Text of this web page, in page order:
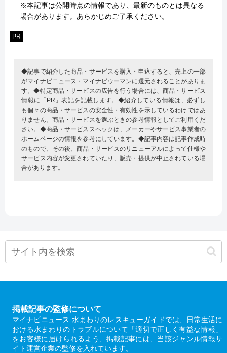
※本記事は公開時点の情報であり、最新のものとは異なる
場合があります。あらかじめご了承ください。
PR
◆記事で紹介した商品・サービスを購入・申込すると、売上の一部
がマイナビニュース・マイナビウーマンに還元されることがありま
す。◆特定商品・サービスの広告を行う場合には、商品・サービス
情報に「PR」表記を記載します。◆紹介している情報は、必ずし
も個々の商品・サービスの安全性・有効性を示しているわけではあ
りません。商品・サービスを選ぶときの参考情報としてご利用くだ
さい。◆商品・サービススペックは、メーカーやサービス事業者の
ホームページの情報を参考にしています。◆記事内容は記事作成時
のもので、その後、商品・サービスのリニューアルによって仕様や
サービス内容が変更されていたり、販売・提供が中止されている場
合があります。
掲載記事の監修について
マイナビニュース 水まわりのレスキューガイドでは、日常生活に
おける水まわりのトラブルについて「適切で正しく有益な情報」
をお客様に届けられるよう、掲載記事には、当該ジャンル情報サ
イト運営企業の監修を入れています。